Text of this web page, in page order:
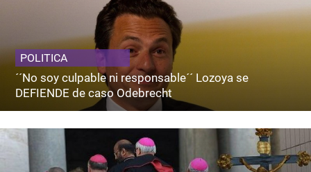
POLITICA
´´No soy culpable ni responsable´´ Lozoya se
DEFIENDE de caso Odebrecht